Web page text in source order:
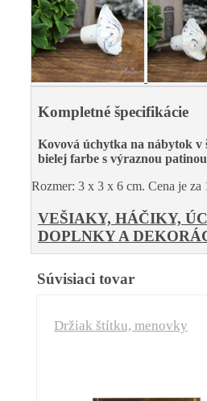
Kompletné špecifikácie
Kovová úchytka na nábytok v
bielej farbe s výraznou
Rozmer: 3 x 3 x 6 cm. Cena je za
VEŠIAKY, HÁČIKY,
DOPLNKY A
Súvisiaci tovar
Držiak štítku, menovky